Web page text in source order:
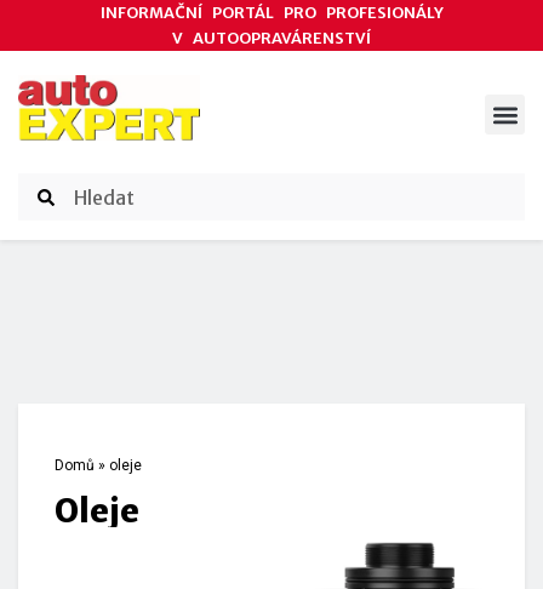
INFORMAČNÍ PORTÁL PRO PROFESIONÁLY
V AUTOOPRAVÁRENSTVÍ
Domů » oleje
oleje